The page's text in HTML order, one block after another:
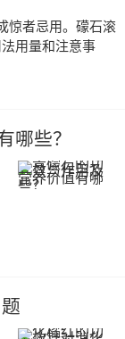
惊者忌用。礞石滚
用量和注意事
更好的发挥礞石
效果出众，但是
哪些？